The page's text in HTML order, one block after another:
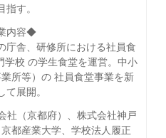
指す。
内容◆
庁舎、研修所における社員食
学校 の学生食堂を運営。中小
所等）の 社員食堂事業を新
て展開。
社（京都府）、株式会社神戸
都産業大学、学校法人履正